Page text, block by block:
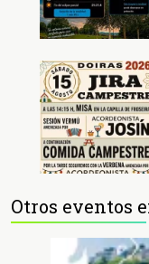
Otros eventos